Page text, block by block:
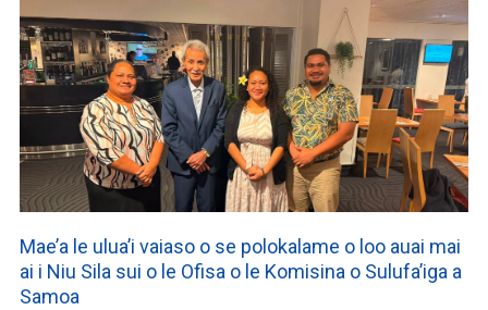
Mae’a le ulua’i vaiaso o se polokalame o loo auai mai
ai i Niu Sila sui o le Ofisa o le Komisina o Sulufa’iga a
Samoa